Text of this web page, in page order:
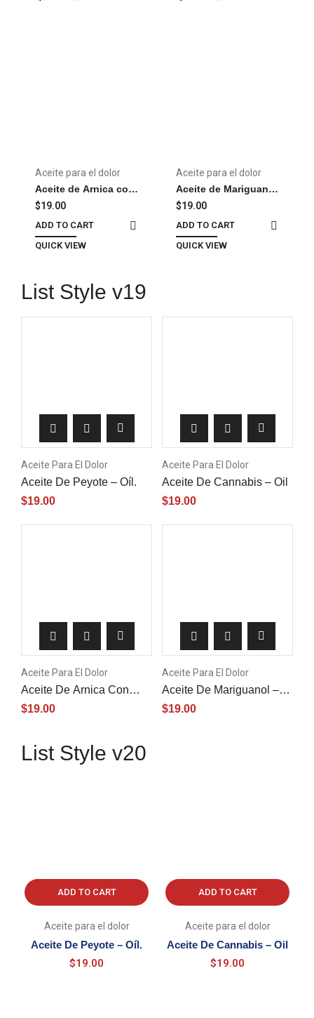
Aceite para el dolor
Aceite de Arnica con
Diclofenaco y
$19.00
ADD TO CART
QUICK VIEW
Aceite para el dolor
Aceite de Mariguanol
– Oil
$19.00
ADD TO CART
QUICK VIEW
List Style v19
Aceite Para El Dolor
Aceite De Peyote – Oíl.
$19.00
Aceite Para El Dolor
Aceite De Cannabis – Oil
$19.00
Aceite Para El Dolor
Aceite De Arnica Con
Diclofenaco Y Naproxeno
$19.00
Aceite Para El Dolor
Aceite De Mariguanol –
Oil
$19.00
List Style v20
ADD TO CART
Aceite para el dolor
Aceite De Peyote – Oíl.
$19.00
ADD TO CART
Aceite para el dolor
Aceite De Cannabis – Oil
$19.00